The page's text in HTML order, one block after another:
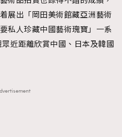
展出「岡田美術館藏亞洲藝術
私人珍藏中國藝術瑰寶」一系
近距離欣賞中國、日本及韓國